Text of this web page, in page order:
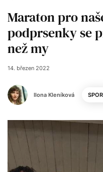
Maraton pro
podprsenky se
než my
Ilona Kleníková
14. březen 2022